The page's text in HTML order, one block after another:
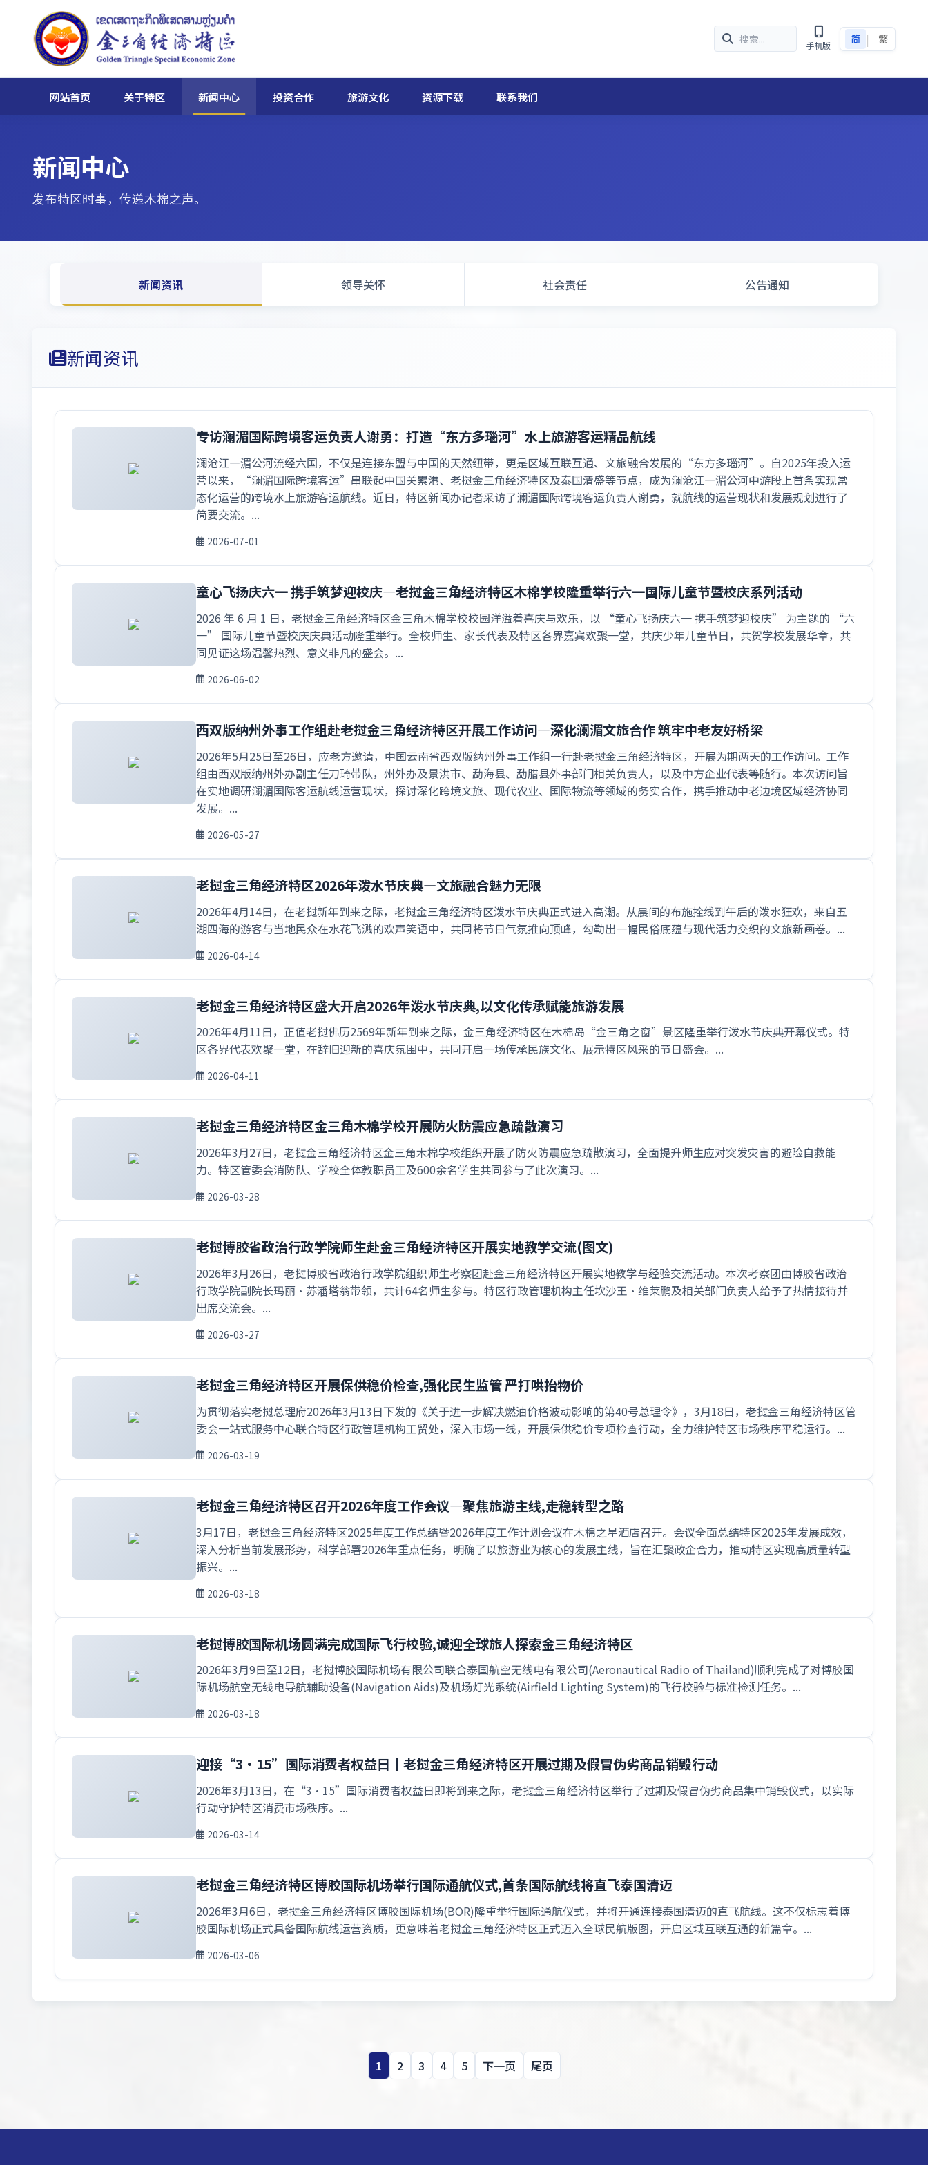
手机版
简 | 繁
网站首页 关于特区 新闻中心 投资合作 旅游文化 资源下载 联系我们
新闻中心
发布特区时事，传递木棉之声。
新闻资讯 领导关怀 社会责任 公告通知
新闻资讯
专访澜湄国际跨境客运负责人谢勇：打造“东方多瑙河”水上旅游客运精品航线
澜沧江—湄公河流经六国，不仅是连接东盟与中国的天然纽带，更是区域互联互通、文旅融合发展的“东方多瑙河”。自2025年投入运
营以来，“澜湄国际跨境客运”串联起中国关累港、老挝金三角经济特区及泰国清盛等节点，成为澜沧江—湄公河中游段上首条实现常
态化运营的跨境水上旅游客运航线。近日，特区新闻办记者采访了澜湄国际跨境客运负责人谢勇，就航线的运营现状和发展规划进行了
简要交流。...
2026-07-01
童心飞扬庆六一 携手筑梦迎校庆—老挝金三角经济特区木棉学校隆重举行六一国际儿童节暨校庆系列活动
2026 年 6 月 1 日，老挝金三角经济特区金三角木棉学校校园洋溢着喜庆与欢乐，以 “童心飞扬庆六一 携手筑梦迎校庆” 为主题的 “六
一” 国际儿童节暨校庆庆典活动隆重举行。全校师生、家长代表及特区各界嘉宾欢聚一堂，共庆少年儿童节日，共贺学校发展华章，共
同见证这场温馨热烈、意义非凡的盛会。...
2026-06-02
西双版纳州外事工作组赴老挝金三角经济特区开展工作访问—深化澜湄文旅合作 筑牢中老友好桥梁
2026年5月25日至26日，应老方邀请，中国云南省西双版纳州外事工作组一行赴老挝金三角经济特区，开展为期两天的工作访问。工作
组由西双版纳州外办副主任刀琦带队，州外办及景洪市、勐海县、勐腊县外事部门相关负责人，以及中方企业代表等随行。本次访问旨
在实地调研澜湄国际客运航线运营现状，探讨深化跨境文旅、现代农业、国际物流等领域的务实合作，携手推动中老边境区域经济协同
发展。...
2026-05-27
老挝金三角经济特区2026年泼水节庆典—文旅融合魅力无限
2026年4月14日，在老挝新年到来之际，老挝金三角经济特区泼水节庆典正式进入高潮。从晨间的布施拴线到午后的泼水狂欢，来自五
湖四海的游客与当地民众在水花飞溅的欢声笑语中，共同将节日气氛推向顶峰，勾勒出一幅民俗底蕴与现代活力交织的文旅新画卷。...
2026-04-14
老挝金三角经济特区盛大开启2026年泼水节庆典,以文化传承赋能旅游发展
2026年4月11日，正值老挝佛历2569年新年到来之际，金三角经济特区在木棉岛“金三角之窗”景区隆重举行泼水节庆典开幕仪式。特
区各界代表欢聚一堂，在辞旧迎新的喜庆氛围中，共同开启一场传承民族文化、展示特区风采的节日盛会。...
2026-04-11
老挝金三角经济特区金三角木棉学校开展防火防震应急疏散演习
2026年3月27日，老挝金三角经济特区金三角木棉学校组织开展了防火防震应急疏散演习，全面提升师生应对突发灾害的避险自救能
力。特区管委会消防队、学校全体教职员工及600余名学生共同参与了此次演习。...
2026-03-28
老挝博胶省政治行政学院师生赴金三角经济特区开展实地教学交流(图文)
2026年3月26日，老挝博胶省政治行政学院组织师生考察团赴金三角经济特区开展实地教学与经验交流活动。本次考察团由博胶省政治
行政学院副院长玛丽·苏潘塔翁带领，共计64名师生参与。特区行政管理机构主任坎沙王·维莱鹏及相关部门负责人给予了热情接待并
出席交流会。...
2026-03-27
老挝金三角经济特区开展保供稳价检查,强化民生监管 严打哄抬物价
为贯彻落实老挝总理府2026年3月13日下发的《关于进一步解决燃油价格波动影响的第40号总理令》，3月18日，老挝金三角经济特区管
委会一站式服务中心联合特区行政管理机构工贸处，深入市场一线，开展保供稳价专项检查行动，全力维护特区市场秩序平稳运行。...
2026-03-19
老挝金三角经济特区召开2026年度工作会议—聚焦旅游主线,走稳转型之路
3月17日，老挝金三角经济特区2025年度工作总结暨2026年度工作计划会议在木棉之星酒店召开。会议全面总结特区2025年发展成效，
深入分析当前发展形势，科学部署2026年重点任务，明确了以旅游业为核心的发展主线，旨在汇聚政企合力，推动特区实现高质量转型
振兴。...
2026-03-18
老挝博胶国际机场圆满完成国际飞行校验,诚迎全球旅人探索金三角经济特区
2026年3月9日至12日，老挝博胶国际机场有限公司联合泰国航空无线电有限公司(Aeronautical Radio of Thailand)顺利完成了对博胶国
际机场航空无线电导航辅助设备(Navigation Aids)及机场灯光系统(Airfield Lighting System)的飞行校验与标准检测任务。...
2026-03-18
迎接“3·15”国际消费者权益日丨老挝金三角经济特区开展过期及假冒伪劣商品销毁行动
2026年3月13日，在“3·15”国际消费者权益日即将到来之际，老挝金三角经济特区举行了过期及假冒伪劣商品集中销毁仪式，以实际
行动守护特区消费市场秩序。...
2026-03-14
老挝金三角经济特区博胶国际机场举行国际通航仪式,首条国际航线将直飞泰国清迈
2026年3月6日，老挝金三角经济特区博胶国际机场(BOR)隆重举行国际通航仪式，并将开通连接泰国清迈的直飞航线。这不仅标志着博
胶国际机场正式具备国际航线运营资质，更意味着老挝金三角经济特区正式迈入全球民航版图，开启区域互联互通的新篇章。...
2026-03-06
1 2 3 4 5 下一页 尾页